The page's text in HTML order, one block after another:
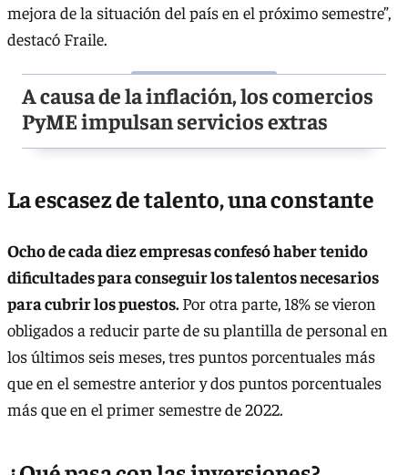
mejora de la situación del país en el próximo semestre”,
destacó Fraile.
A causa de la inflación, los comercios
PyME impulsan servicios extras
La escasez de talento, una constante
Ocho de cada diez empresas confesó haber tenido
dificultades para conseguir los talentos necesarios
para cubrir los puestos. Por otra parte, 18% se vieron
obligados a reducir parte de su plantilla de personal en
los últimos seis meses, tres puntos porcentuales más
que en el semestre anterior y dos puntos porcentuales
más que en el primer semestre de 2022.